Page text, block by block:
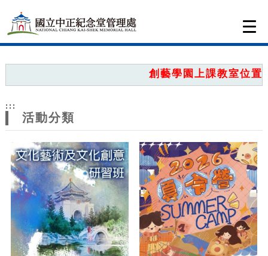
網
站
主
題
創藝學園上課教室位置圖
:::
活動分類